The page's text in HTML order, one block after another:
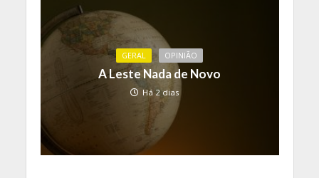
GERAL OPINIÃO
A Leste Nada de Novo
Há 2 dias